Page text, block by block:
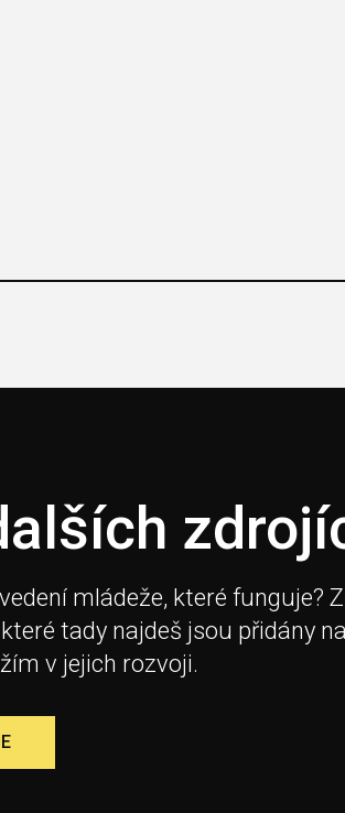
mládeže, které funguje?
tady najdeš jsou přidány
v jejich rozvoji.